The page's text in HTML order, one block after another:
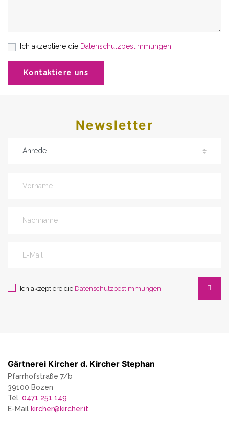
Ich akzeptiere die Datenschutzbestimmungen
Kontaktiere uns
Newsletter
Ich akzeptiere die Datenschutzbestimmungen
Gärtnerei Kircher d. Kircher Stephan
Pfarrhofstraße 7/b
39100 Bozen
Tel. 0471 251 149
E-Mail kircher@kircher.it